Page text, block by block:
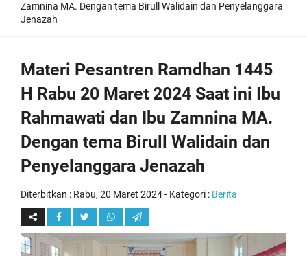
Zamnina MA. Dengan tema Birull Walidain dan Penyelanggara
Jenazah
Materi Pesantren Ramdhan 1445
H Rabu 20 Maret 2024 Saat ini Ibu
Rahmawati dan Ibu Zamnina MA.
Dengan tema Birull Walidain dan
Penyelanggara Jenazah
Diterbitkan : Rabu, 20 Maret 2024- Kategori : Berita